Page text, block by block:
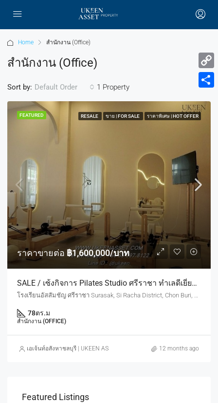
Home สำนักงาน (Office)
สำนักงาน (Office)
1 Property
Sort by: Default Order
FEATURED RESALE ขาย | FOR SALE ราคาพิเศษ | HOT OFFER
ราคาขายต่อ ฿1,600,000/บาท
SALE / เซ้งกิจการ Pilates Studio ศรีราชา ทำเลดีเยี่ยม ในห้างศรีราชา (หลังโรงเรียนอัสสัมชัญ)
โรงเรียนอัสสัมชัญ ศรีราชา Surasak, Si Racha District, Chon Buri, Thailand
78ตร.ม
สำนักงาน (OFFICE)
เอเจ้นท์อสังหาชลบุรี | UKEEN ASSET CO., LTD. 12 months ago
Featured Listings
Copy